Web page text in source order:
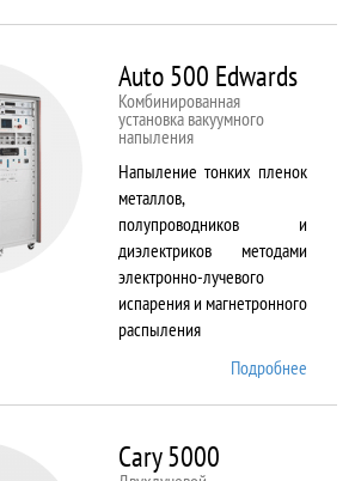
Auto 500 Edwards
Комбинированная
установка вакуумного
напыления
Напыление тонких пленок
металлов,
полупроводников и
диэлектриков методами
электронно-лучевого
испарения и магнетронного
распыления
Подробнее
Cary 5000